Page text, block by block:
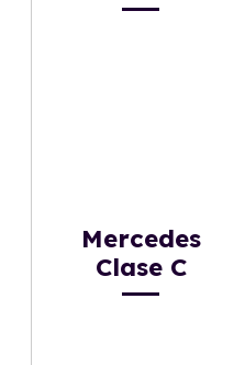
Mercedes
Clase C